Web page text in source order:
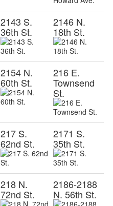
2143 S.
36th St.
2146 N.
18th St.
2154 N.
60th St.
216 E.
Townsend
St.
217 S.
62nd St.
2171 S.
35th St.
218 N.
72nd St.
2186-2188
N. 56th St.